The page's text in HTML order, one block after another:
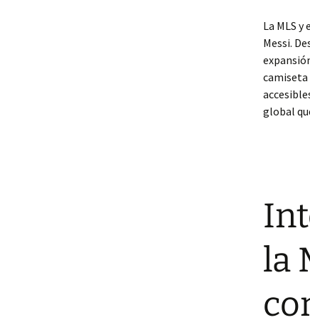
La MLS
Messi.
camiseta
global
la